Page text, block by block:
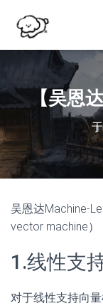
【吴恩
于
吴恩达Machine-
vector machine）
1.线性支
对于线性支持向